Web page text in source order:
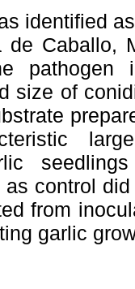
identified
de Caballo,
size of
control
from
garlic